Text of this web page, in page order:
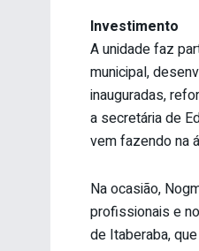
Investimento
A unidade faz
municipal,
inauguradas,
a secretária de
vem fazendo na
Na ocasião,
profissionais e
de Itaberaba,